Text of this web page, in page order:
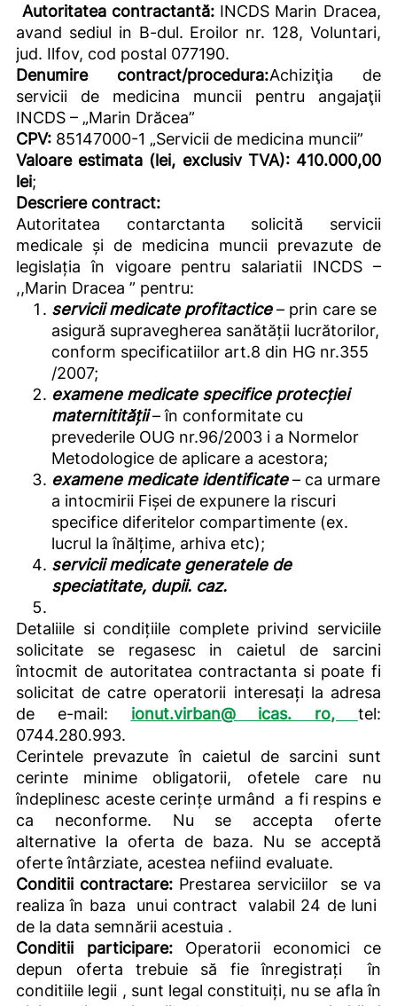
Autoritatea contractantă:INCDS Marin Dracea,
avand sediul in B-dul. Eroilor nr. 128, Voluntari,
jud. Ilfov, cod postal 077190.
Denumire contract/procedura:Achiziţia de
servicii de medicina muncii pentru angajaţii
INCDS – „Marin Drăcea”
CPV: 85147000-1 „Servicii de medicina muncii”
Valoare estimata (lei, exclusiv TVA): 410.000,00
lei;
Descriere contract:
Autoritatea contarctanta solicită servicii
medicale și de medicina muncii prevazute de
legislația în vigoare pentru salariatii INCDS –
,,Marin Dracea ” pentru:
servicii medicate profitactice– prin care se
asigură supravegherea sanătății lucrătorilor,
conform specificatiilor art.8 din HG nr.355
/2007;
examene medicate specifice protecției
maternitității – în conformitate cu
prevederile OUG nr.96/2003 i a Normelor
Metodologice de aplicare a acestora;
examene medicate identificate– ca urmare
a intocmirii Fișei de expunere la riscuri
specifice diferitelor compartimente (ex.
lucrul la înălțime, arhiva etc);
servicii medicate generatele de
speciatitate, dupii. caz.
Detaliile si condițiile complete privind serviciile
solicitate se regasesc in caietul de sarcini
întocmit de autoritatea contractanta si poate fi
solicitat de catre operatorii interesați la adresa
de e-mail: ionut.virban@ icas. ro, tel:
0744.280.993.
Cerintele prevazute în caietul de sarcini sunt
cerinte minime obligatorii, ofetele care nu
îndeplinesc aceste cerințe urmând a fi respins e
ca neconforme. Nu se accepta oferte
alternative la oferta de baza. Nu se acceptă
oferte întârziate, acestea nefiind evaluate.
Conditii contractare: Prestarea serviciilor se va
realiza în baza unui contract valabil 24 de luni
de la data semnării acestuia .
Conditii participare: Operatorii economici ce
depun oferta trebuie să fie înregistrați în
conditiile legii , sunt legal constituiți, nu se afla în